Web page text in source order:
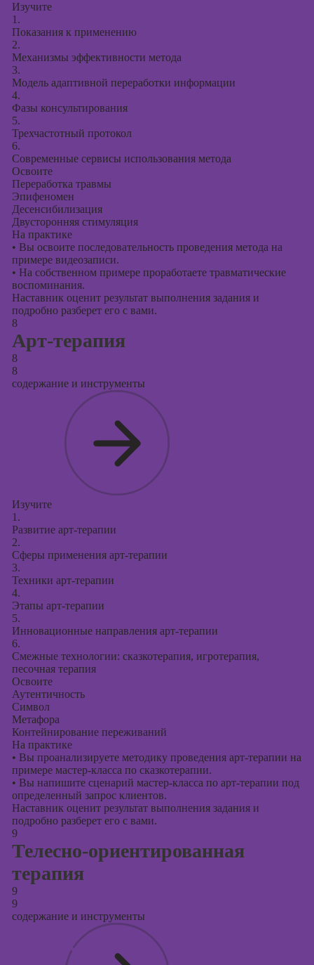
Изучите
1.
Показания к применению
2.
Механизмы эффективности метода
3.
Модель адаптивной переработки информации
4.
Фазы консультирования
5.
Трехчастотный протокол
6.
Современные сервисы использования метода
Освоите
Переработка травмы
Эпифеномен
Десенсибилизация
Двусторонняя стимуляция
На практике
• Вы освоите последовательность проведения метода на
примере видеозаписи.
• На собственном примере проработаете травматические
воспоминания.
Наставник оценит результат выполнения задания и
подробно разберет его с вами.
8
Арт-терапия
8
8
содержание и инструменты
Изучите
1.
Развитие арт-терапии
2.
Сферы применения арт-терапии
3.
Техники арт-терапии
4.
Этапы арт-терапии
5.
Инновационные направления арт-терапии
6.
Смежные технологии: сказкотерапия, игротерапия,
песочная терапия
Освоите
Аутентичность
Символ
Метафора
Контейнирование переживаний
На практике
• Вы проанализируете методику проведения арт-терапии на
примере мастер-класса по сказкотерапии.
• Вы напишите сценарий мастер-класса по арт-терапии под
определенный запрос клиентов.
Наставник оценит результат выполнения задания и
подробно разберет его с вами.
9
Телесно-ориентированная
терапия
9
9
содержание и инструменты